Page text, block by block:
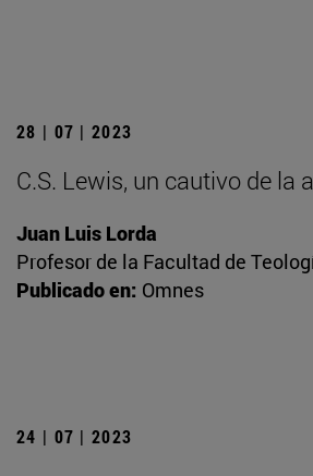
28 | 07 | 2023
C.S. Lewis, un cautivo de la
Juan Luis Lorda
Profesor de la Facultad de
Publicado en: Omnes
24 | 07 | 2023